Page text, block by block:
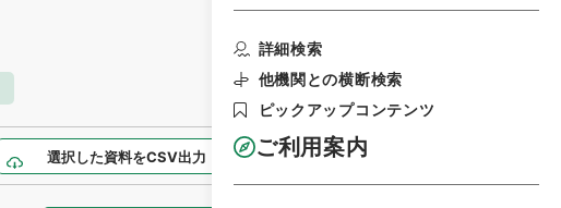
詳細検索
他機関との横断検索
ピックアップコンテンツ
ご利用案内
選択した資料をCSV出力 選択した資料を利用請求